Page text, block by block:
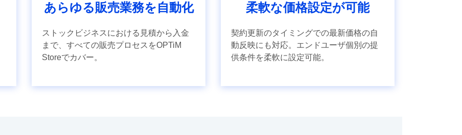
あらゆる販売業務を自動化
ストックビジネスにおける見積から入金
まで、すべての販売プロセスをOPTiM
Storeでカバー。
柔軟な価格設定が可能
契約更新のタイミングでの最新価格の自
動反映にも対応。エンドユーザ個別の提
供条件を柔軟に設定可能。